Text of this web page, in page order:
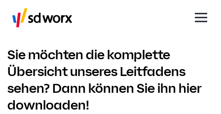
Sie möchten die komplette
Übersicht unseres Leitfadens
sehen? Dann können Sie ihn hier
downloaden!